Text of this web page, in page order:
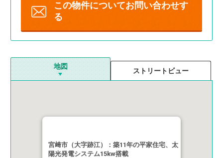
この物件についてお問い合わせす
る
地図
ストリートビュー
宮﨑市（大字跡江）：築11年の平家住宅、太
陽光発電システム15kw搭載